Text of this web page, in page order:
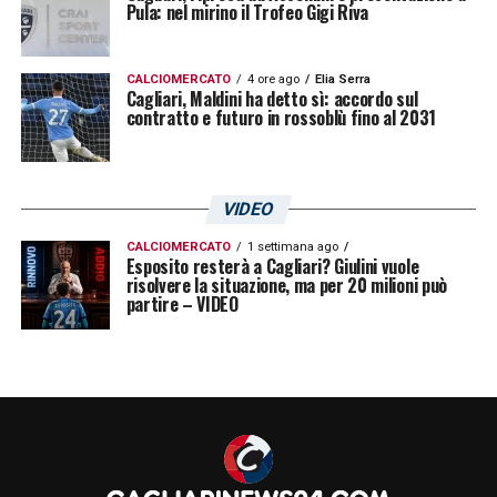
Pula: nel mirino il Trofeo Gigi Riva
CALCIOMERCATO 4 ore ago Elia Serra
Cagliari, Maldini ha detto sì: accordo sul
contratto e futuro in rossoblù fino al 2031
VIDEO
CALCIOMERCATO 1 settimana ago
Esposito resterà a Cagliari? Giulini vuole
risolvere la situazione, ma per 20 milioni può
partire – VIDEO